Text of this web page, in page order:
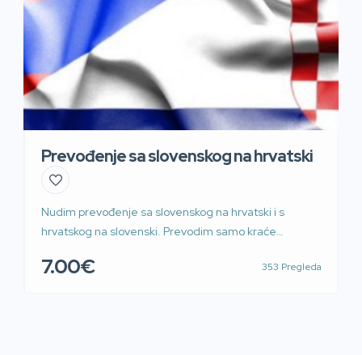
Prevođenje sa slovenskog na hrvatski
Nudim prevođenje sa slovenskog na hrvatski i s
hrvatskog na slovenski. Prevodim samo kraće
poznavanja jezika B2. 50 kn po kartici teksta.
7.00€ 353 Pregleda